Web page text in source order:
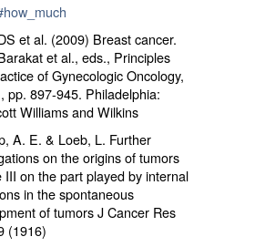
et al. (2009) Breast cancer.
et al., eds., Principles
of Gynecologic Oncology,
pp. 897-945. Philadelphia:
Williams and Wilkins
A. E. & Loeb, L. Further
on the origins of tumors
III on the part played by internal
in the spontaneous
of tumors J Cancer Res
(1916)